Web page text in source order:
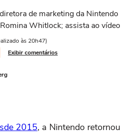
de marketing da Nintendo
Whitlock; assista ao vídeo
às 20h47)
Exibir comentários
2015, a Nintendo retornou